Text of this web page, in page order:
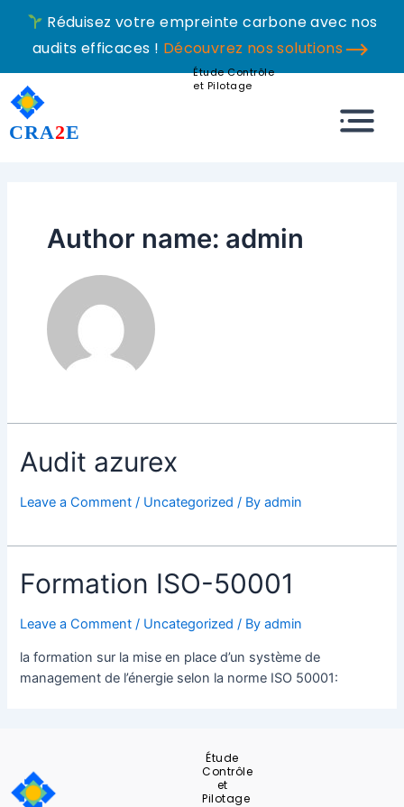
content
Réduisez votre empreinte carbone avec nos
audits efficaces ! Découvrez nos solutions
CRA2E
Étude Contrôle
et Pilotage
Author name: admin
Audit azurex
Leave a Comment / Uncategorized / Byadmin
Formation ISO-50001
Leave a Comment / Uncategorized / Byadmin
la formation sur la mise en place d’un système de
management de l’énergie selon la norme ISO 50001:
Étude
Contrôle
et
Pilotage